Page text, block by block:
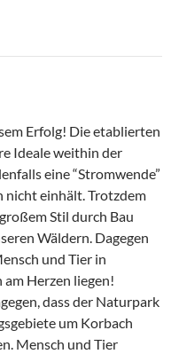
Erfolg! Die etablierten
Ideale weithin der
eine “Stromwende”
nicht einhält. Trotzdem
Stil durch Bau
Wäldern. Dagegen
und Tier in
Herzen liegen!
dass der Naturpark
um Korbach
Mensch und Tier